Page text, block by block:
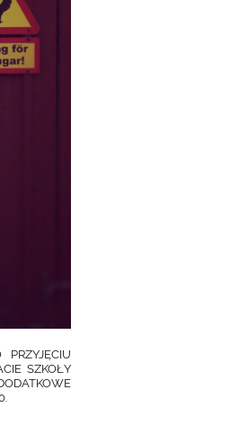
SZKOŁY